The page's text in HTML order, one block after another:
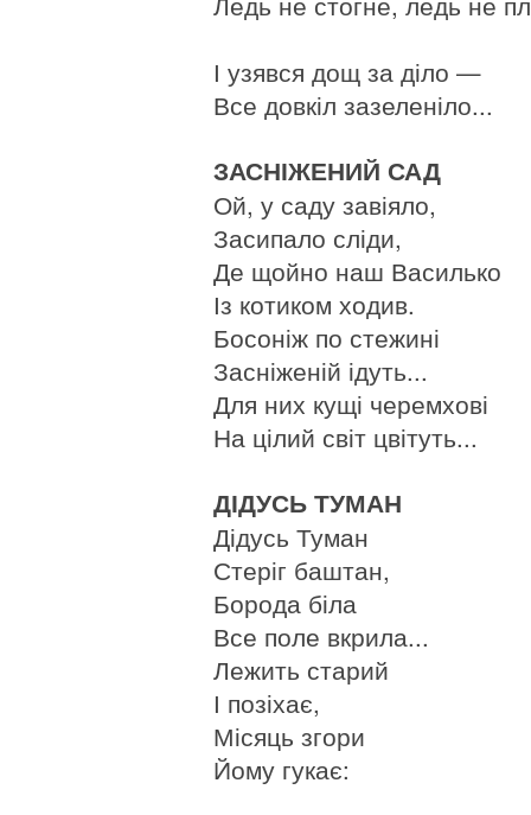
І узявся дощ за діло —
Все довкіл зазеленіло...
ЗАСНІЖЕНИЙ САД
Ой, у саду завіяло,
Засипало сліди,
Де щойно наш Василько
Із котиком ходив.
Босоніж по стежині
Засніженій ідуть...
Для них кущі черемхові
На цілий світ цвітуть...
ДІДУСЬ ТУМАН
Дідусь Туман
Стеріг баштан,
Борода біла
Все поле вкрила...
Лежить старий
І позіхає,
Місяць згори
Йому гукає: